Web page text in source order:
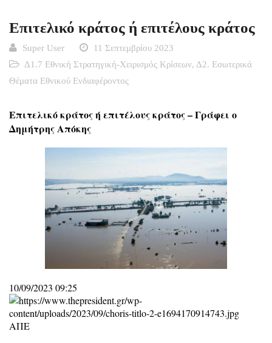
Επιτελικό κράτος ή επιτέλους κράτος
Super User
11 Σεπτεμβρίου 2023
Δ1.7 Εθνική Στρατηγική-Χειρισμός Κρίσεων, Δ2. Εσωτερικά
Θέματα Εθνικού Ενδιαφέροντος
Επιτελικό κράτος ή επιτέλους κράτος – Γράφει ο
Δημήτρης Απόκης
10/09/2023 09:25
ΑΠΕ